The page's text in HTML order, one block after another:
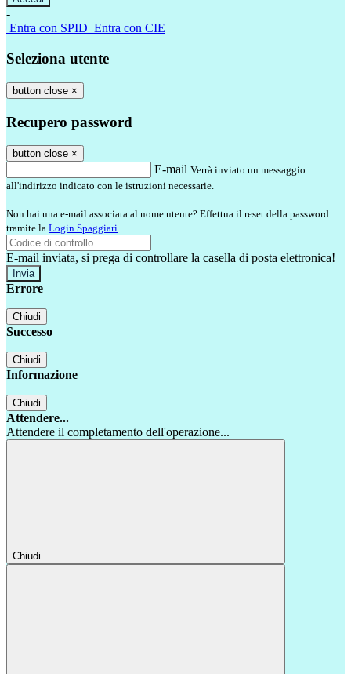
-
Entra con SPID Entra con CIE
Seleziona utente
button close ×
Recupero password
button close ×
E-mail Verrà inviato un messaggio
all'indirizzo indicato con le istruzioni necessarie.
Non hai una e-mail associata al nome utente? Effettua il reset della password
tramite la Login Spaggiari
E-mail inviata, si prega di controllare la casella di posta elettronica!
Errore
Chiudi
Successo
Chiudi
Informazione
Chiudi
Attendere...
Attendere il completamento dell'operazione...
Chiudi